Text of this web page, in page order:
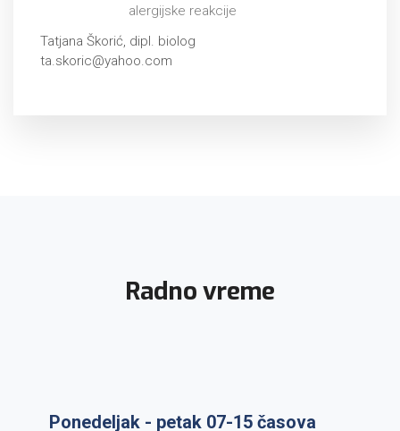
alergijske reakcije
Tatjana Škorić, dipl. biolog
ta.skoric@yahoo.com
Radno vreme